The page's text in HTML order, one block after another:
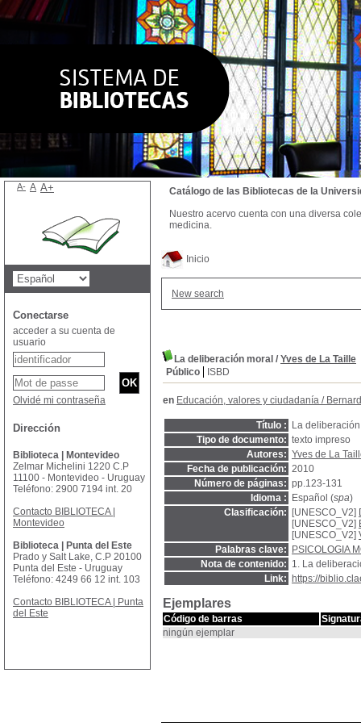
Inicio
New search
La deliberación moral / Yves de La Taille
Público
ISBD
en Educación, valores y ciudadanía /
Título :
La
Tipo de documento: texto impreso
Autores: Yves de La
Fecha de publicación: 2010
Número de páginas: pp.123-131
Idioma :
Español (spa)
Clasificación:
[UNESCO_V2]
[UNESCO_V2]
[UNESCO_V2]
Palabras clave:
PSICOLOGIA
Nota de contenido: 1. La
Link:
https://
Ejemplares
Código de barras
ningún ejemplar
Catálogo de las Bibliotecas de la
Nuestro acervo cuenta con una diversa
medicina.
A- A A+
Conectarse
acceder a su cuenta de
usuario
Olvidé mi contraseña
Dirección
Biblioteca | Montevideo
Zelmar Michelini 1220 C.P
11100 - Montevideo - Uruguay
Teléfono: 2900 7194 int. 20
Contacto BIBLIOTECA |
Montevideo
Biblioteca | Punta del Este
Prado y Salt Lake, C.P 20100
Punta del Este - Uruguay
Teléfono: 4249 66 12 int. 103
Contacto BIBLIOTECA | Punta
del Este